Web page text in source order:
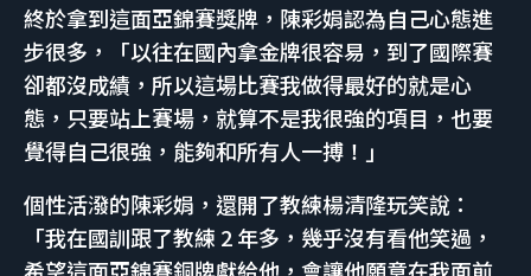
終於拿到這面亞錦賽獎牌，陳彩娟認為自己心態進
步很多，「以往在國內拿金牌很容易，到了國際賽
卻都沒成績，所以這場比賽我做得最好的就是心
態，只要站上賽場，就算不是我很強的項目，也要
覺得自己很強，能夠和所有人一搏！」
個性活潑的陳彩娟，還開了教練楊清隆玩笑說：
「我在國訓跟了教練 2 年多，幾乎沒有看他笑過，